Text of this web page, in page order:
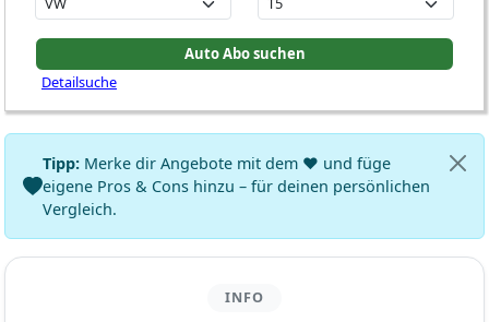
Detailsuche
Tipp: Merke dir Angebote mit dem ♥ und füge
eigene Pros & Cons hinzu – für deinen persönlichen
Vergleich.
INFO